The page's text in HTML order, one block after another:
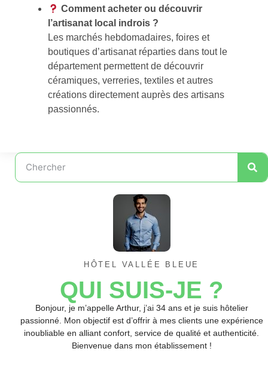
Comment acheter ou découvrir
l’artisanat local indrois ?
Les marchés hebdomadaires, foires et
boutiques d’artisanat réparties dans tout le
département permettent de découvrir
céramiques, verreries, textiles et autres
créations directement auprès des artisans
passionnés.
HÔTEL VALLÉE BLEUE
QUI SUIS-JE ?
Bonjour, je m’appelle Arthur, j’ai 34 ans et je suis hôtelier
passionné. Mon objectif est d’offrir à mes clients une expérience
inoubliable en alliant confort, service de qualité et authenticité.
Bienvenue dans mon établissement !